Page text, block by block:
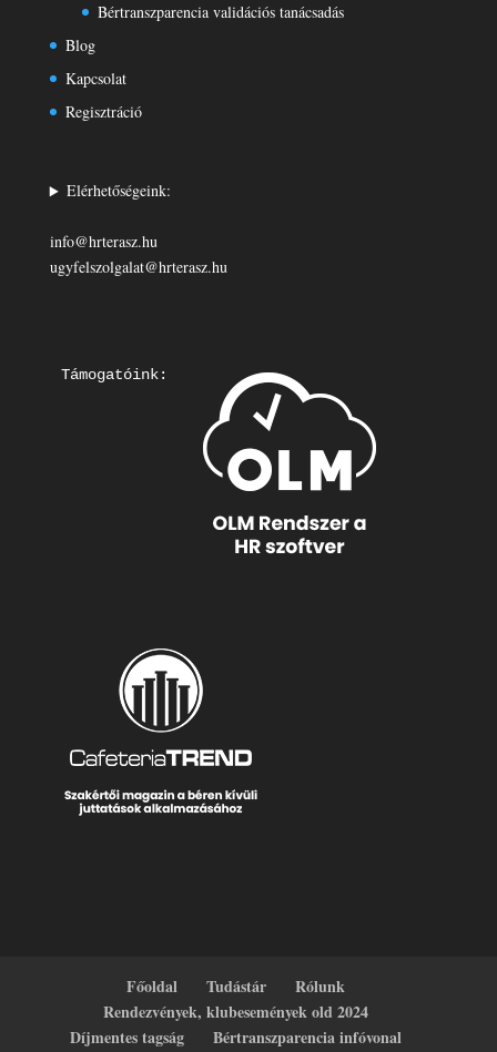
Bértranszparencia validációs tanácsadás
Blog
Kapcsolat
Regisztráció
Elérhetőségeink:
info@hrterasz.hu
ugyfelszolgalat@hrterasz.hu
Támogatóink:
Főoldal Tudástár
Rólunk
Rendezvények, klubesemények old 2024
Díjmentes tagság
Bértranszparencia infóvonal